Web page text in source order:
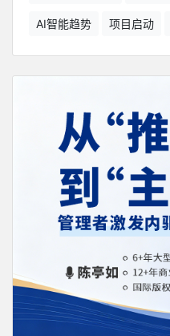
AI智能趋势 项目启动